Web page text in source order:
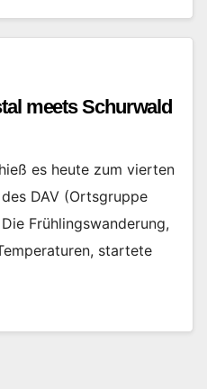
meets Schurwald
es heute zum vierten
DAV (Ortsgruppe
Frühlingswanderung,
startete